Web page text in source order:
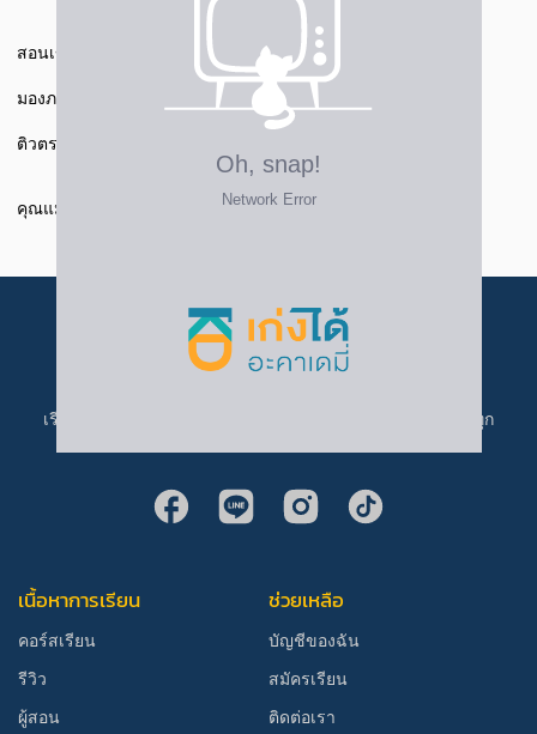
สอนเข้าใจ
มองภาพรวมของเนื้อหาได้อย่างชัดเจน
ติวตรงจุด+เก็งข้อสอบแม่น
คุณแม่ตัดสินใจซื้อคอร์สเรียน เพื่อให้น้องได้ทบทวน
เรียนที่ เก่งได้ อะคาเดมี่ ราคาเข้าถึงง่าย ครบทุกคอร์ส เก่งได้ทุก
เนื้อหาการเรียน
คอร์สเรียน
รีวิว
ผู้สอน
ช่วยเหลือ
บัญชีของฉัน
สมัครเรียน
ติดต่อเรา